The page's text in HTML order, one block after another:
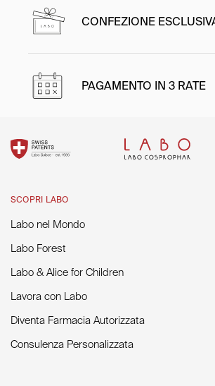
CONFEZIONE
PAGAMENTO IN 3 RATE
SCOPRI LABO
Labo nel Mondo
Labo Forest
Labo & Alice for Children
Lavora con Labo
Diventa Farmacia Autorizzata
Consulenza Personalizzata